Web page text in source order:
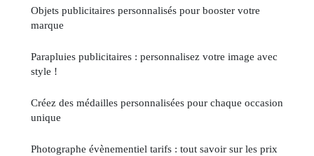
Objets publicitaires personnalisés pour booster votre
marque
Parapluies publicitaires : personnalisez votre image avec
style !
Créez des médailles personnalisées pour chaque occasion
unique
Photographe évènementiel tarifs : tout savoir sur les prix